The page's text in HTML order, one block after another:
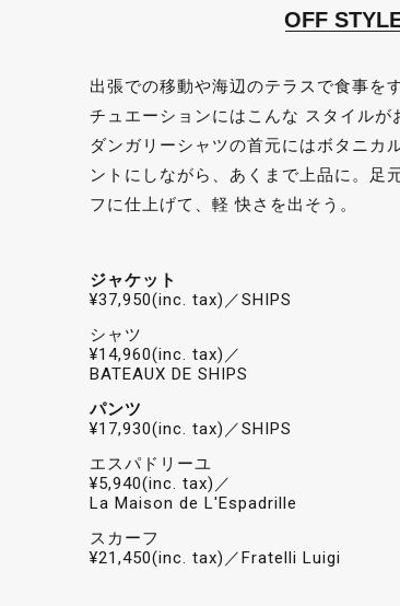
OFF
出張での移動や海辺のテラスで食事を
チュエーションにはこんな スタイルが
ダンガリーシャツの首元にはボタニカ
ントにしながら、あくまで上品に。足
フに仕上げて、軽 快さを出そう。
ジャケット
¥37,950(inc. tax)／SHIPS
シャツ
¥14,960(inc. tax)／
BATEAUX DE SHIPS
パンツ
¥17,930(inc. tax)／SHIPS
エスパドリーユ
¥5,940(inc. tax)／
La Maison de L'Espadrille
スカーフ
¥21,450(inc. tax)／Fratelli Luigi